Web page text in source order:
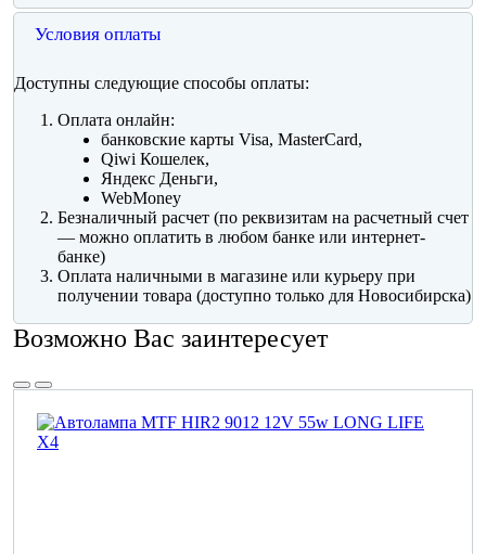
Условия оплаты
Доступны следующие способы оплаты:
Оплата онлайн:
банковские карты Visa, MasterCard,
Qiwi Кошелек,
Яндекс Деньги,
WebMoney
Безналичный расчет (по реквизитам на расчетный счет
— можно оплатить в любом банке или интернет-
банке)
Оплата наличными в магазине или курьеру при
получении товара (доступно только для Новосибирска)
Возможно Вас заинтересует